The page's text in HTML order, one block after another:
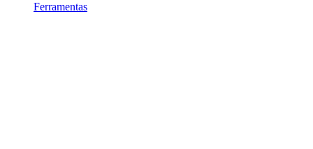
Ferramentas